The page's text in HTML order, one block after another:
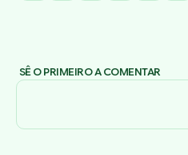
SÊ O PRIMEIRO A COMENTAR